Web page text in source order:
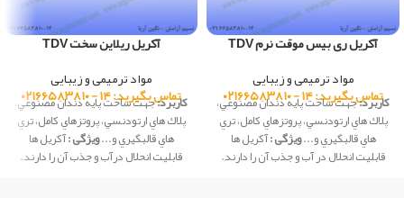
آکریل ری بیس موقت نرم TDV
مواد ترمیمی و زیبایی
تماس بگیرید: ۱۴ - ۰۲۱۶۶۵۸۳۸۱۰
کاربرد:جهت ساخت پايه دندان مصنوعي،
پلاك هاي ارتودنسي، پروتزهاي كامل، تري
هاي قالبگيري و...ویژگی :آكريل ها
قابليت انحلال در آب و جذب آنرا دارند.
آکریل ریلاین سخت TDV
مواد ترمیمی و زیبایی
تماس بگیرید: ۱۴ - ۰۲۱۶۶۵۸۳۸۱۰
کاربرد:جهت ساخت پايه دندان مصنوعي،
پلاك هاي ارتودنسي، پروتزهاي كامل، تري
هاي قالبگيري و...ویژگی :آكريل ها
قابليت انحلال درآب و جذب آنرا دارند.